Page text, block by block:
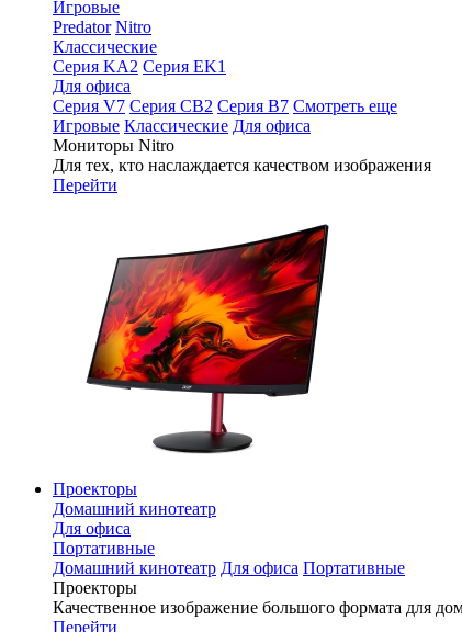
Игровые
Predator Nitro
Классические
Серия KA2 Серия EK1
Для офиса
Серия V7 Серия CB2 Серия B7 Смотреть еще
Игровые Классические Для офиса
Мониторы Nitro
Для тех, кто наслаждается качеством изображения
Перейти
Проекторы
Домашний кинотеатр
Для офиса
Портативные
Домашний кинотеатр Для офиса Портативные
Проекторы
Качественное изображение большого формата для
Перейти